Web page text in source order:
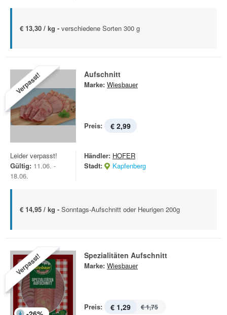
€ 13,30 / kg - verschiedene Sorten 300 g
Verpasst! Aufschnitt
Marke: Wiesbauer
Preis: € 2,99
Leider verpasst!
Gültig: 11.06. -
18.06.
Händler: HOFER
Stadt:
Kapfenberg
€ 14,95 / kg - Sonntags-Aufschnitt oder Heurigen 200g
Verpasst! Spezialitäten Aufschnitt
Marke: Wiesbauer
Preis: € 1,29 € 1,75